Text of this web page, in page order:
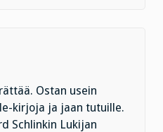
Ostan usein
kirjoja ja jaan tutuille.
Schlinkin Lukijan